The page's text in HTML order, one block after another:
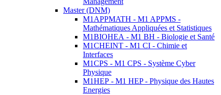
Master (DNM)
M1APPMATH - M1 APPMS -
Mathématiques Appliquées et Statistiques
M1BIOHEA - M1 BH - Biologie et Santé
M1CHEINT - M1 CI - Chimie et
Interfaces
M1CPS - M1 CPS - Système Cyber
Physique
M1HEP - M1 HEP - Physique des Hautes
Energies